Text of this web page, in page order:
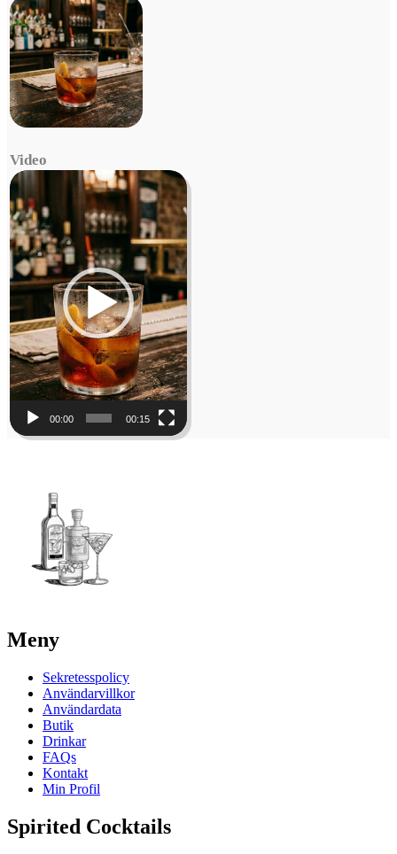
Video
Video
Player
00:00 00:15
Meny
Sekretesspolicy
Användarvillkor
Användardata
Butik
Drinkar
FAQs
Kontakt
Min Profil
Spirited Cocktails